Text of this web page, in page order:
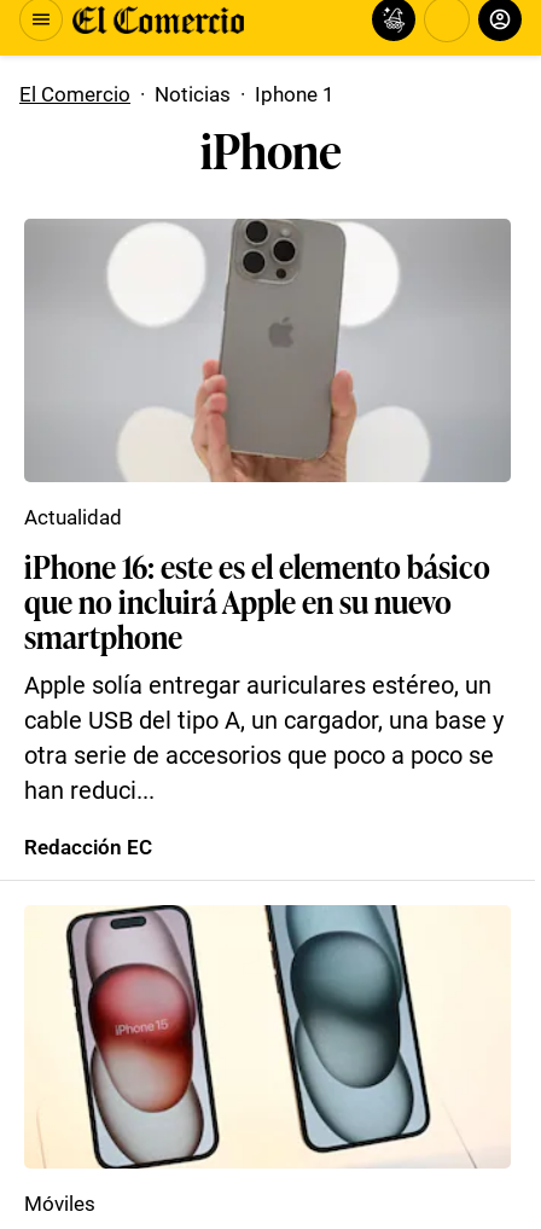
El Comercio · Noticias · Iphone 1
iPhone
iPhone 16: este es el elemento básico
que no incluirá Apple en su nuevo
smartphone
Apple solía entregar auriculares estéreo, un
cable USB del tipo A, un cargador, una base y
otra serie de accesorios que poco a poco se
han reduci...
Actualidad
Redacción EC
Móviles